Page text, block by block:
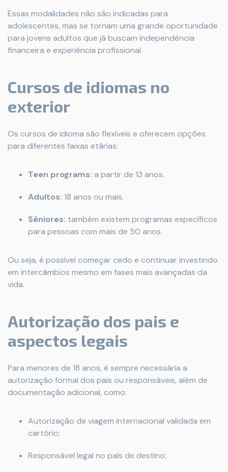
Essas modalidades não são indicadas para
adolescentes, mas se tornam uma grande oportunidade
para jovens adultos que já buscam independência
financeira e experiência profissional.
Cursos de idiomas no
exterior
Os cursos de idioma são flexíveis e oferecem opções
para diferentes faixas etárias:
Teen programs: a partir de 13 anos.
Adultos: 18 anos ou mais.
Sêniores: também existem programas específicos
para pessoas com mais de 50 anos.
Ou seja, é possível começar cedo e continuar investindo
em intercâmbios mesmo em fases mais avançadas da
vida.
Autorização dos pais e
aspectos legais
Para menores de 18 anos, é sempre necessária a
autorização formal dos pais ou responsáveis, além de
documentação adicional, como:
Autorização de viagem internacional validada em
cartório;
Responsável legal no país de destino;